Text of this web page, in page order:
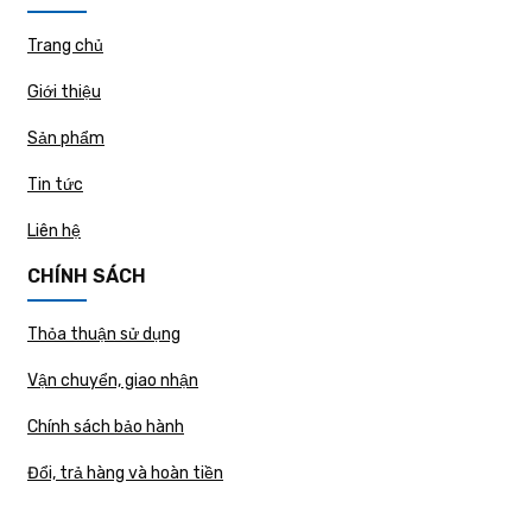
Trang chủ
Giới thiệu
Sản phẩm
Tin tức
Liên hệ
CHÍNH SÁCH
Thỏa thuận sử dụng
Vận chuyển, giao nhận
Chính sách bảo hành
Đổi, trả hàng và hoàn tiền